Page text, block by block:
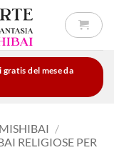
del mese da
/
RELIGIOSE PER